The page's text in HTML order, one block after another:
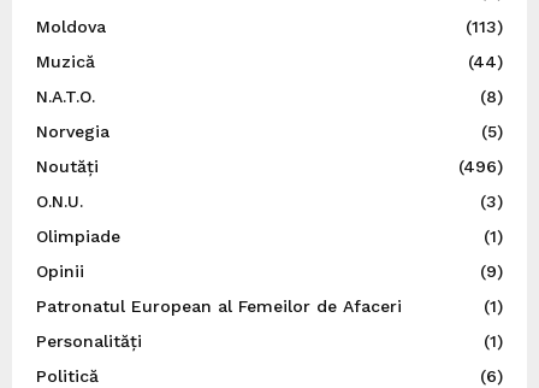
Moldova
(113)
Muzică
(44)
N.A.T.O.
(8)
Norvegia
(5)
Noutăți
(496)
O.N.U.
(3)
Olimpiade
(1)
Opinii
(9)
Patronatul European al Femeilor de Afaceri
(1)
Personalități
(1)
Politică
(6)